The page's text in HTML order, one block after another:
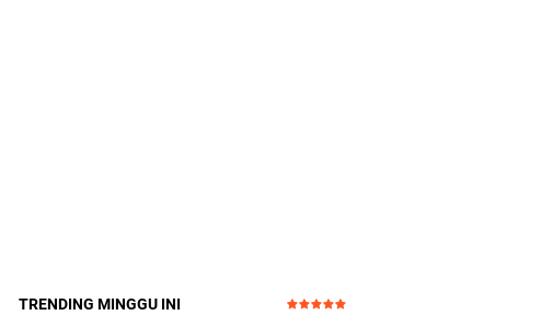
TRENDING MINGGU INI